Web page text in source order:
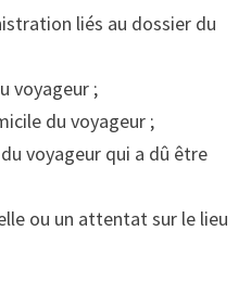
liés au dossier du
voyageur ;
du voyageur ;
voyageur qui a dû être
ou un attentat sur le lieu